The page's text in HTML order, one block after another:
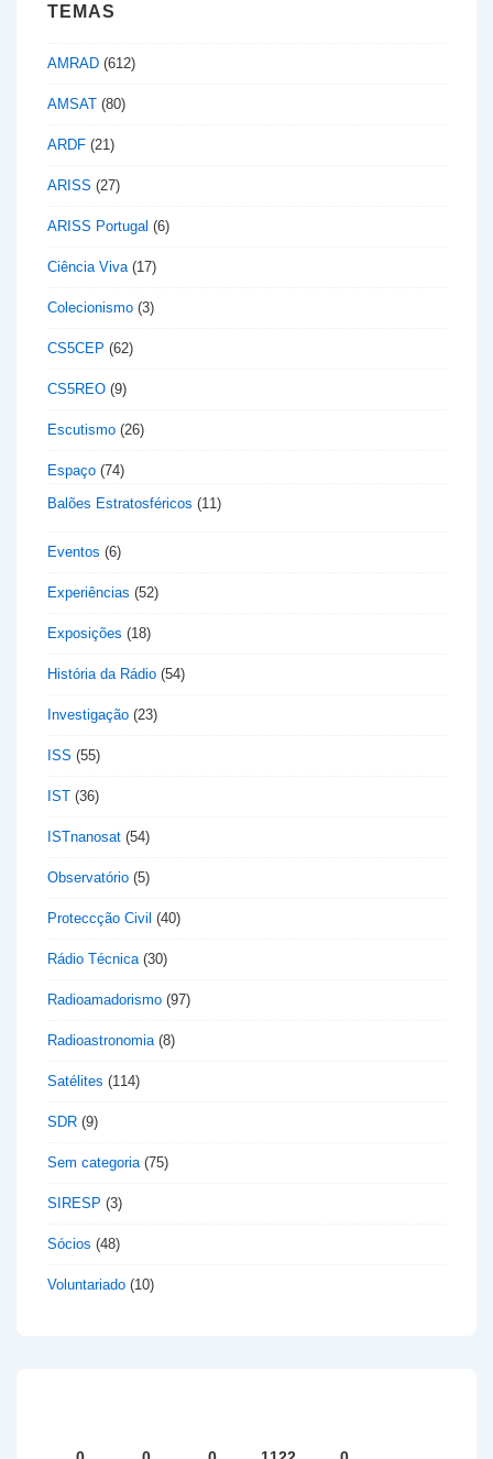
TEMAS
AMRAD (612)
AMSAT (80)
ARDF (21)
ARISS (27)
ARISS Portugal (6)
Ciência Viva(17)
Colecionismo (3)
CS5CEP (62)
CS5REO (9)
Escutismo (26)
Espaço (74)
Balões Estratosféricos (11)
Eventos (6)
Experiências (52)
Exposições (18)
História da Rádio (54)
Investigação (23)
ISS (55)
IST (36)
ISTnanosat (54)
Observatório (5)
Proteccção Civil (40)
Rádio Técnica(30)
Radioamadorismo (97)
Radioastronomia(8)
Satélites (114)
SDR (9)
Sem categoria(75)
SIRESP (3)
Sócios (48)
Voluntariado (10)